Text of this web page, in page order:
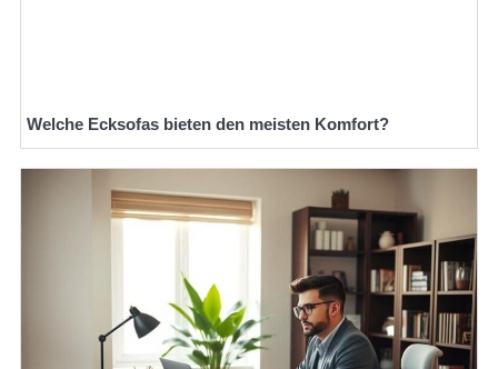
Welche Ecksofas bieten den meisten Komfort?